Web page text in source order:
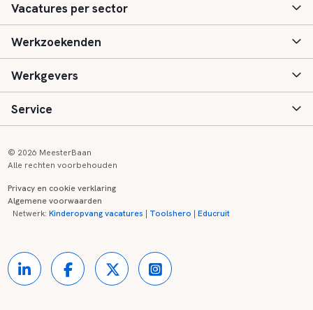
Vacatures per sector
Basisonderwijs
Speciaal (basis) onderwijs
Voortgezet onderwijs
Kinderopvang
Werkzoekenden
Aanmelden
Vacatures
Zij-instroom informatie
Onderwijsregio's
Werkgevers
Inloggen
Registreren
Contact
Service
Onderwijs links
Partners
© 2026 MeesterBaan
Alle rechten voorbehouden
Privacy en cookie verklaring
Algemene voorwaarden
Netwerk:Kinderopvang vacatures | Toolshero |Educruit